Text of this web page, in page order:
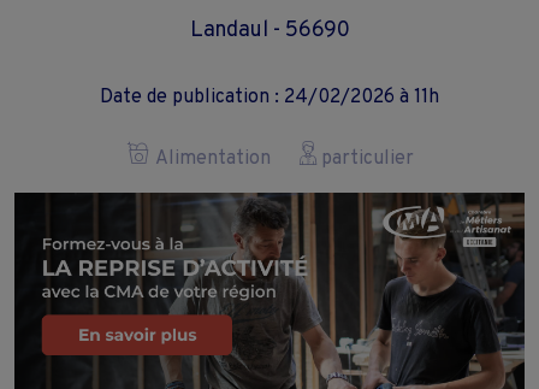
Landaul - 56690
Date de publication : 24/02/2026 à 11h
Alimentation particulier